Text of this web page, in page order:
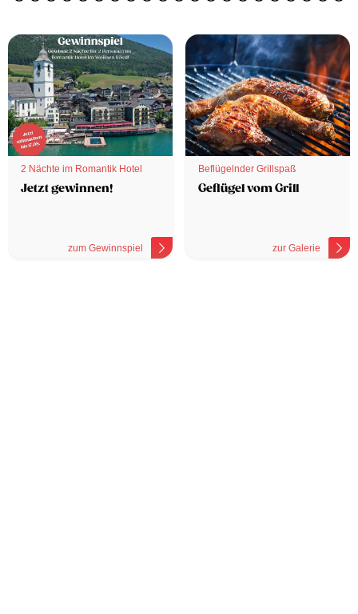
2 Nächte im Romantik Hotel
Jetzt gewinnen!
zum Gewinnspiel
Beflügelnder Grillspaß
Geflügel vom Grill
zur Galerie